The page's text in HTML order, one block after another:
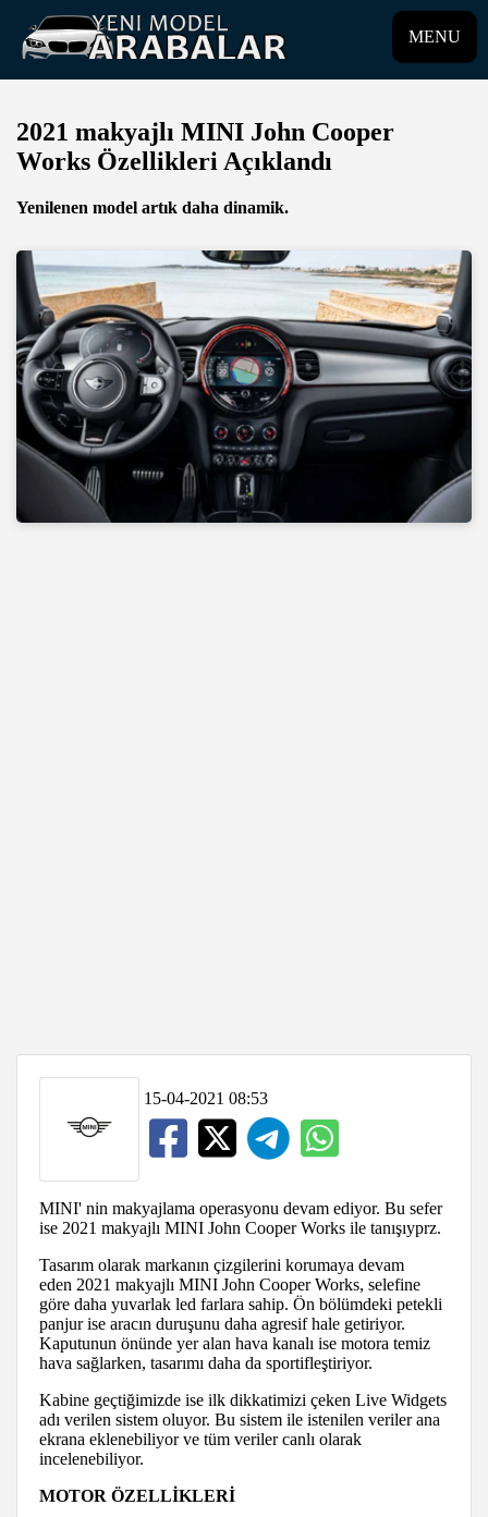
MENU
2021 makyajlı MINI John Cooper
Works Özellikleri Açıklandı
Yenilenen model artık daha dinamik.
15-04-2021 08:53
MINI' nin makyajlama operasyonu devam ediyor. Bu sefer
ise 2021 makyajlı MINI John Cooper Works ile tanışıyprz.
Tasarım olarak markanın çizgilerini korumaya devam
eden 2021 makyajlı MINI John Cooper Works, selefine
göre daha yuvarlak led farlara sahip. Ön bölümdeki petekli
panjur ise aracın duruşunu daha agresif hale getiriyor.
Kaputunun önünde yer alan hava kanalı ise motora temiz
hava sağlarken, tasarımı daha da sportifleştiriyor.
Kabine geçtiğimizde ise ilk dikkatimizi çeken Live Widgets
adı verilen sistem oluyor. Bu sistem ile istenilen veriler ana
ekrana eklenebiliyor ve tüm veriler canlı olarak
incelenebiliyor.
MOTOR ÖZELLİKLERİ